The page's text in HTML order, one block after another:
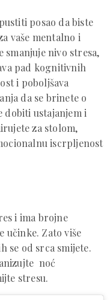
posao da biste
vaše mentalno i
smanjuje nivo stresa,
pad kognitivnih
i poboljšava
da se brinete o
dobiti ustajanjem i
za stolom,
iscrpljenost
i ima brojne
učinke. Zato više
se od srca smijete.
noć
stresu.